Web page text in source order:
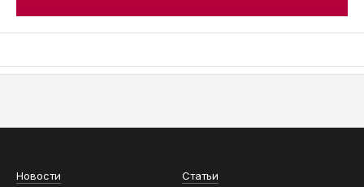
Новости
Статьи